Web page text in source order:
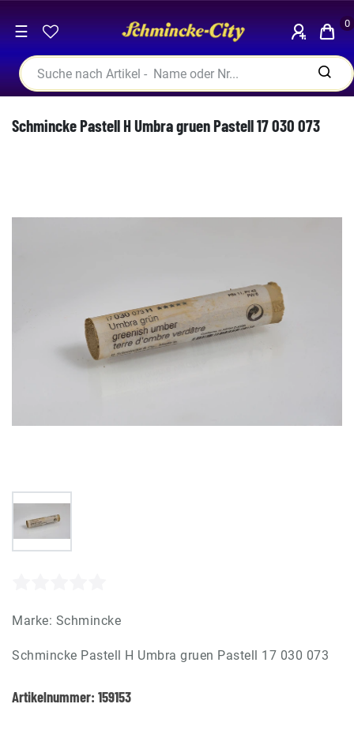
☰ 0
Schmincke Pastell H Umbra gruen Pastell 17 030 073
Marke: Schmincke
Schmincke Pastell H Umbra gruen Pastell 17 030 073
Artikelnummer: 159153